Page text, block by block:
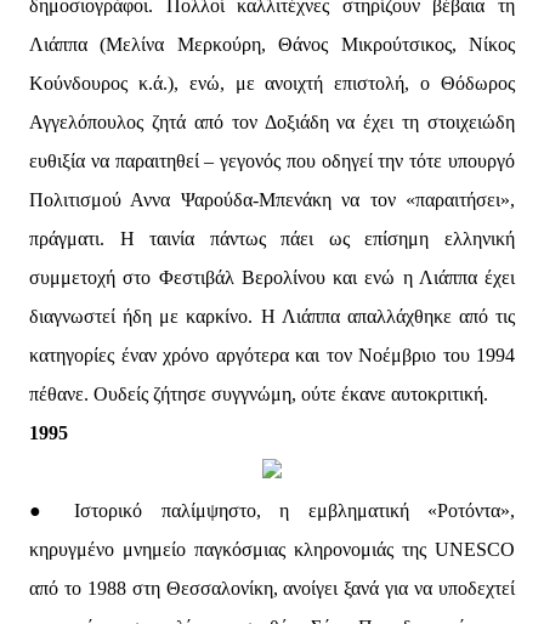
δημοσιογράφοι. Πολλοί καλλιτέχνες στηρίζουν βέβαια τη
Λιάππα (Μελίνα Μερκούρη, Θάνος Μικρούτσικος, Νίκος
Κούνδουρος κ.ά.), ενώ, με ανοιχτή επιστολή, ο Θόδωρος
Αγγελόπουλος ζητά από τον Δοξιάδη να έχει τη στοιχειώδη
ευθιξία να παραιτηθεί – γεγονός που οδηγεί την τότε υπουργό
Πολιτισμού Αννα Ψαρούδα-Μπενάκη να τον «παραιτήσει»,
πράγματι. Η ταινία πάντως πάει ως επίσημη ελληνική
συμμετοχή στο Φεστιβάλ Βερολίνου και ενώ η Λιάππα έχει
διαγνωστεί ήδη με καρκίνο. Η Λιάππα απαλλάχθηκε από τις
κατηγορίες έναν χρόνο αργότερα και τον Νοέμβριο του 1994
πέθανε. Ουδείς ζήτησε συγγνώμη, ούτε έκανε αυτοκριτική.
1995
● Ιστορικό παλίμψηστο, η εμβληματική «Ροτόντα»,
κηρυγμένο μνημείο παγκόσμιας κληρονομιάς της UNESCO
από το 1988 στη Θεσσαλονίκη, ανοίγει ξανά για να υποδεχτεί